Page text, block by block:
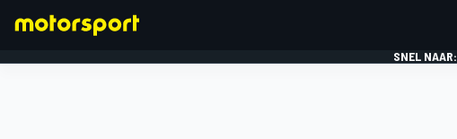
SNEL NAAR: